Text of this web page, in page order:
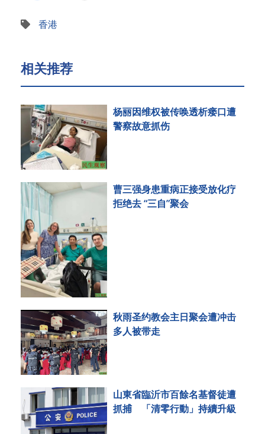
香港
相关推荐
杨丽因维权被传唤透析瘘口遭
警察故意抓伤
曹三强身患重病正接受放化疗
拒绝去 “三自”聚会
秋雨圣约教会主日聚会遭冲击
多人被带走
山東省臨沂市百餘名基督徒遭
抓捕 「清零行動」持續升級